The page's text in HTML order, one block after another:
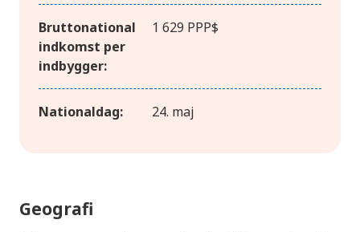
Bruttonational
indkomst per
indbygger:
1 629 PPP$
Nationaldag: 24. maj
Geografi